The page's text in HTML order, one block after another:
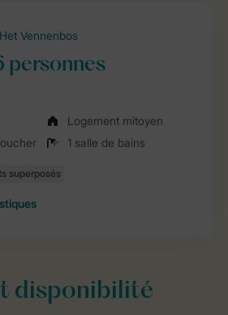
Vennenbos
personnes
Logement mitoyen
1 salle de bains
disponibilité